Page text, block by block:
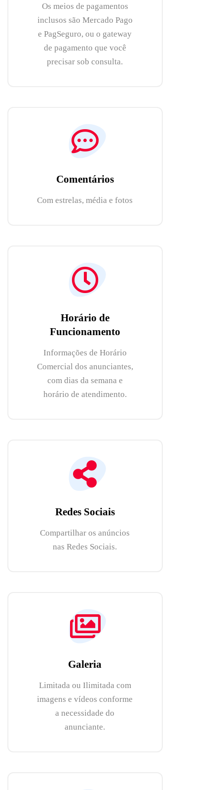
Os meios de pagamentos
inclusos são Mercado Pago
e PagSeguro, ou o gateway
de pagamento que você
precisar sob consulta.
Comentários
Com estrelas, média e fotos
Horário de
Funcionamento
Informações de Horário
Comercial dos anunciantes,
com dias da semana e
horário de atendimento.
Redes Sociais
Compartilhar os anúncios
nas Redes Sociais.
Galeria
Limitada ou Ilimitada com
imagens e vídeos conforme
a necessidade do
anunciante.